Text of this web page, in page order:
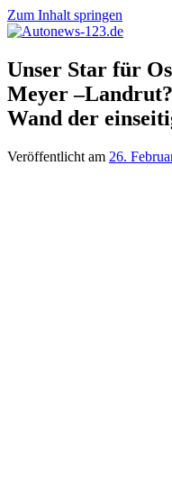
Zum Inhalt springen
Autonews-
123.de
Autonews
mit
Charme
Unser Star für
Meyer
Wand der
Veröffentlicht am 26.